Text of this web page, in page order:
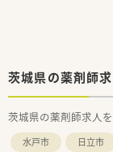
■担当する
から回復
■病院の一
■様々な病
■一包化業
茨城県の薬剤師
茨城県の薬剤師求人
水戸市 日立市